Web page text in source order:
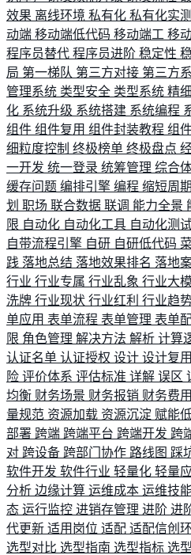
效果 离线环境 私有化 私有化实测
动端 移动端低代码 移动端工 移
程序员替代 程序员进阶 稳定性
局 第一梯队 第三方对接 第三方
管理系统 类型安全 类型系统 精
化 系统升级 系统搭建 系统编程
组件 组件复用 组件封装教程 组
细粒度控制 终极榜单 终极盘点
一开发 统一登录 统筹管理 综合
缓存问题 编排引擎 编程 缩短周期
划 职场 联合数据 联调 能力全景
限 自动化 自动化工具 自动化测
自带流程引擎 自研 自研低代码
践 落地总结 落地效果排名 落地
行业 行业专属 行业乱象 行业大
洗牌 行业现状 行业红利 行业趋
单应用 表单流程 表单管理 表单
限 角色管理 解决方法 解析 计算
认证名单 认证授权 设计 设计复用
险 评价体系 评估标准 详解 误区
均衡 财务场景 财务报销 财务费
量规范 资源加载 资源沉淀 赋能
部署 跨端 跨端平台 跨端开发 跨
对 跨设备 跨部门协作 路线图 踩
软件开发 软件行业 轻量化 轻量
分析 边缘计算 运维成本 运维技
态 运行监控 进销存管理 进阶 进
代更新 适用岗位 适配 适配信创
选型对比 选型指南 选型指标 选